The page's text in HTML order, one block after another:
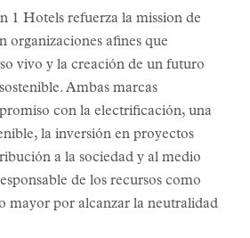
1 Hotels refuerza la mission de
organizaciones afines que
vivo y la creación de un futuro
Ambas marcas
con la electrificación, una
la inversión en proyectos
a la sociedad y al medio
de los recursos como
mayor por alcanzar la neutralidad